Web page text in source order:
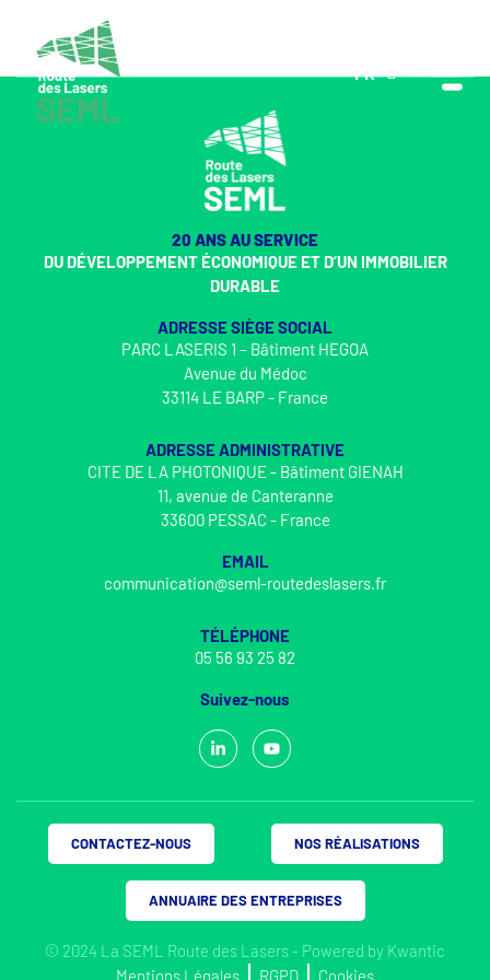
FR
EN
20 ANS AU SERVICE
DU DÉVELOPPEMENT ÉCONOMIQUE ET D’UN IMMOBILIER
DURABLE
ADRESSE SIÈGE SOCIAL
PARC LASERIS 1 – Bâtiment HEGOA
Avenue du Médoc
33114 LE BARP - France
ADRESSE ADMINISTRATIVE
CITE DE LA PHOTONIQUE - Bâtiment GIENAH
11, avenue de Canteranne
33600 PESSAC - France
EMAIL
communication@seml-routedeslasers.fr
TÉLÉPHONE
05 56 93 25 82
Suivez-nous
© 2024 La SEML Route des Lasers - Powered by Kwantic
Mentions Légales
RGPD Cookies
CONTACTEZ-NOUS NOS RÉALISATIONS
ANNUAIRE DES ENTREPRISES